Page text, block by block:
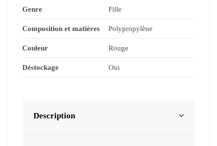
Genre Fille
Composition et matières Polypropylène
Couleur Rouge
Déstockage Oui
Description